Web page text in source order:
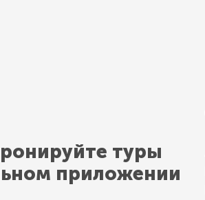
туры
приложении